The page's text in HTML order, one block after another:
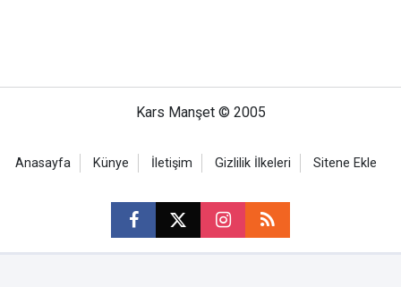
Kars Manşet © 2005
Anasayfa Künye İletişim Gizlilik İlkeleri Sitene Ekle